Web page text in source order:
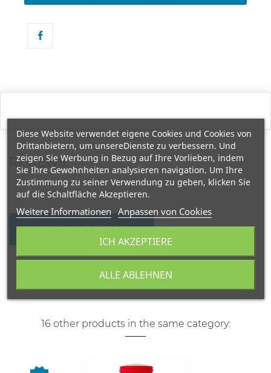
REVIEWS
WRITE YOUR REVIEW
16 other products in the same category:
Diese Website verwendet eigene Cookies und Cookies von
Drittanbietern, um unsereDienste zu verbessern. Und
zeigen Sie Werbung in Bezug auf Ihre Vorlieben, indem
Sie Ihre Gewohnheiten analysieren navigation. Um Ihre
Zustimmung zu seiner Verwendung zu geben, klicken Sie
auf die Schaltfläche Akzeptieren.
Weitere Informationen Anpassen von Cookies
ALLE ABLEHNEN
ICH AKZEPTIERE